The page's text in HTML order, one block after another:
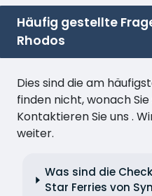
Häufig gestellte
Rhodos
Dies sind die am
finden nicht, wonach
Kontaktieren Sie uns .
weiter.
Was sind die
Star Ferries von